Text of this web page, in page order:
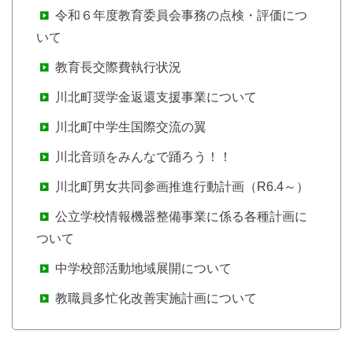
令和６年度教育委員会事務の点検・評価につ
いて
教育長交際費執行状況
川北町奨学金返還支援事業について
川北町中学生国際交流の翼
川北音頭をみんなで踊ろう！！
川北町男女共同参画推進行動計画（R6.4～）
公立学校情報機器整備事業に係る各種計画に
ついて
中学校部活動地域展開について
教職員多忙化改善実施計画について